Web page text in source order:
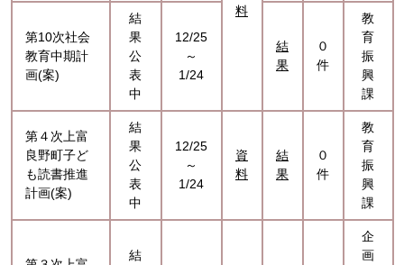
料
第10次社会
教育中期計
画(案)
結
果
公
表
中
12/25
～
1/24
結
果
０
件
教
育
振
興
課
第４次上富
良野町子ど
も読書推進
計画(案)
結
果
公
表
中
12/25
～
1/24
資
料
結
果
０
件
教
育
振
興
課
結
企
画